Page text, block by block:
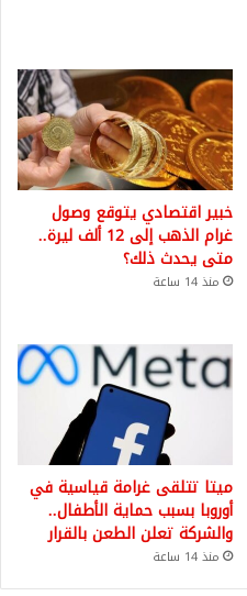
خبير اقتصادي يتوقع وصول
غرام الذهب إلى 12 ألف ليرة..
متى يحدث ذلك؟
منذ 14 ساعة
ميتا تتلقى غرامة قياسية في
أوروبا بسبب حماية الأطفال..
والشركة تعلن الطعن بالقرار
منذ 14 ساعة